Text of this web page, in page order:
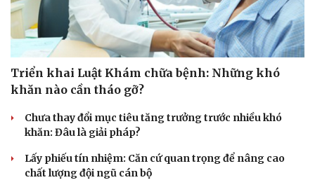
Văn hóa
Sân khấu - Điện ảnh
Văn học
Âm nhạc
Giải trí
Thời trang
Triển khai Luật Khám chữa bệnh: Những khó
khăn nào cần tháo gỡ?
Chưa thay đổi mục tiêu tăng trưởng trước nhiều khó
khăn: Đâu là giải pháp?
Lấy phiếu tín nhiệm: Căn cứ quan trọng để nâng cao
chất lượng đội ngũ cán bộ